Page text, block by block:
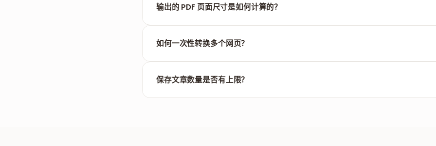
输出的 PDF 页面尺寸是如何计算的？
如何一次性转换多个网页？
保存文章数量是否有上限？